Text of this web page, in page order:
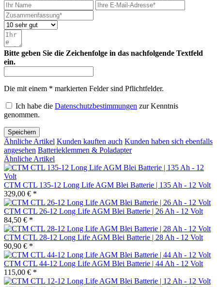
Bitte geben Sie die Zeichenfolge in das nachfolgende Textfeld
ein.
Die mit einem * markierten Felder sind Pflichtfelder.
Ich habe die Datenschutzbestimmungen zur Kenntnis
genommen.
Speichern
Ähnliche Artikel Kunden kauften auch Kunden haben sich ebenfalls
angesehen Batterieklemmen & Poladapter
Ähnliche Artikel
CTM CTL 135-12 Long Life AGM Blei Batterie | 135 Ah - 12 Volt
329,00 € *
CTM CTL 26-12 Long Life AGM Blei Batterie | 26 Ah - 12 Volt
84,50 € *
CTM CTL 28-12 Long Life AGM Blei Batterie | 28 Ah - 12 Volt
90,90 € *
CTM CTL 44-12 Long Life AGM Blei Batterie | 44 Ah - 12 Volt
115,00 € *